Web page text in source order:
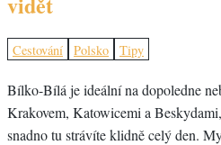
Cestování Polsko Tipy
Bílko-Bílá je ideální na dopoledne
Krakovem, Katowicemi a
snadno tu strávíte klidně celý den.